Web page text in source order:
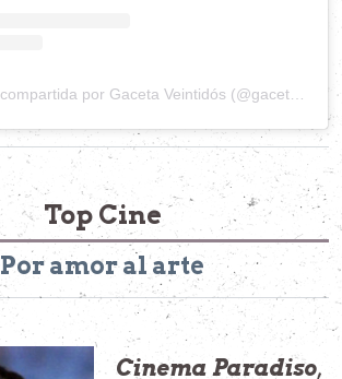
Top Cine
Por amor al arte
Cinema Paradiso,